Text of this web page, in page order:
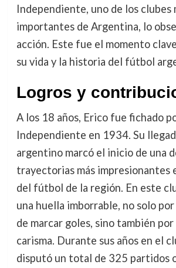
Independiente, uno de los clubes
importantes de Argentina, lo
acción. Este fue el momento
su vida y la historia del fútbol
Logros y
A los 18 años, Erico fue fichado
Independiente en 1934. Su
argentino marcó el inicio de una
trayectorias más impresionantes
del fútbol de la región. En este
una huella imborrable, no solo por
de marcar goles, sino también
carisma. Durante sus años en el
disputó un total de 325 partidos